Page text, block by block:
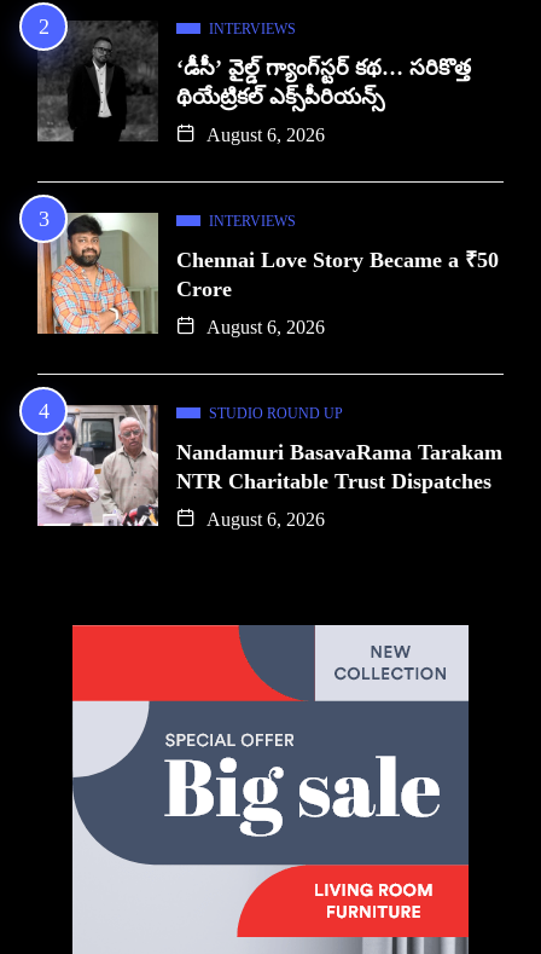
INTERVIEWS
‘డీసీ’ వైల్డ్ గ్యాంగ్‌స్టర్ కథ… సరికొత్త
థియేట్రికల్ ఎక్స్‌పీరియన్స్
August 6, 2026
INTERVIEWS
Chennai Love Story Became a ₹50
Crore
August 6, 2026
STUDIO ROUND UP
Nandamuri BasavaRama Tarakam
NTR Charitable Trust Dispatches
August 6, 2026